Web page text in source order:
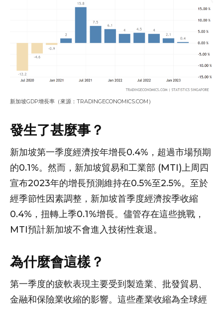
新加坡GDP增長率（來源：TRADINGECONOMICS.COM）
發生了甚麼事？
新加坡第一季度經濟按年增長0.4%，超過市場預期
的0.1%。然而，新加坡貿易和工業部 (MTI)上周四
宣布2023年的增長預測維持在0.5%至2.5%。至於
經季節性因素調整，新加坡首季度經濟按季收縮
0.4%，扭轉上季0.1%增長。儘管存在這些挑戰，
MTI預計新加坡不會進入技術性衰退。
為什麼會這樣？
第一季度的疲軟表現主要受到製造業、批發貿易、
金融和保險業收縮的影響。這些產業收縮為全球經